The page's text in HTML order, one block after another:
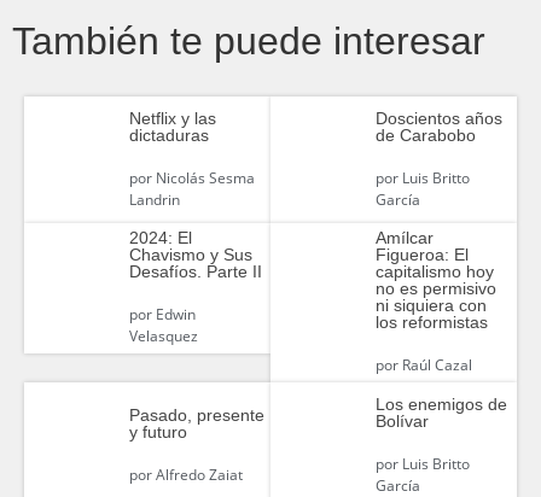
También te puede interesar
Netflix y las
dictaduras
porNicolás Sesma
Landrin
Doscientos años
de Carabobo
porLuis Britto
García
2024: El
Chavismo y Sus
Desafíos. Parte II
porEdwin
Velasquez
Amílcar
Figueroa: El
capitalismo hoy
no es permisivo
ni siquiera con
los reformistas
porRaúl Cazal
Pasado, presente
y futuro
porAlfredo Zaiat
Los enemigos de
Bolívar
porLuis Britto
García